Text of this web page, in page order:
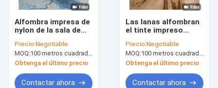
Alfombra impresa de
nylon de la sala de
resistencia de
Flamme
Precio:Negotiable
MOQ:100 metros cuadrados por diseño
Obtenga el último precio
Contactar ahora
Las lanas alfombran
el tinte impreso
dormitorio del
amarillo crean para
requisitos
particulares
Precio:Negotiable
MOQ:100 metros cuadrados por diseño
Obtenga el último precio
Contactar ahora